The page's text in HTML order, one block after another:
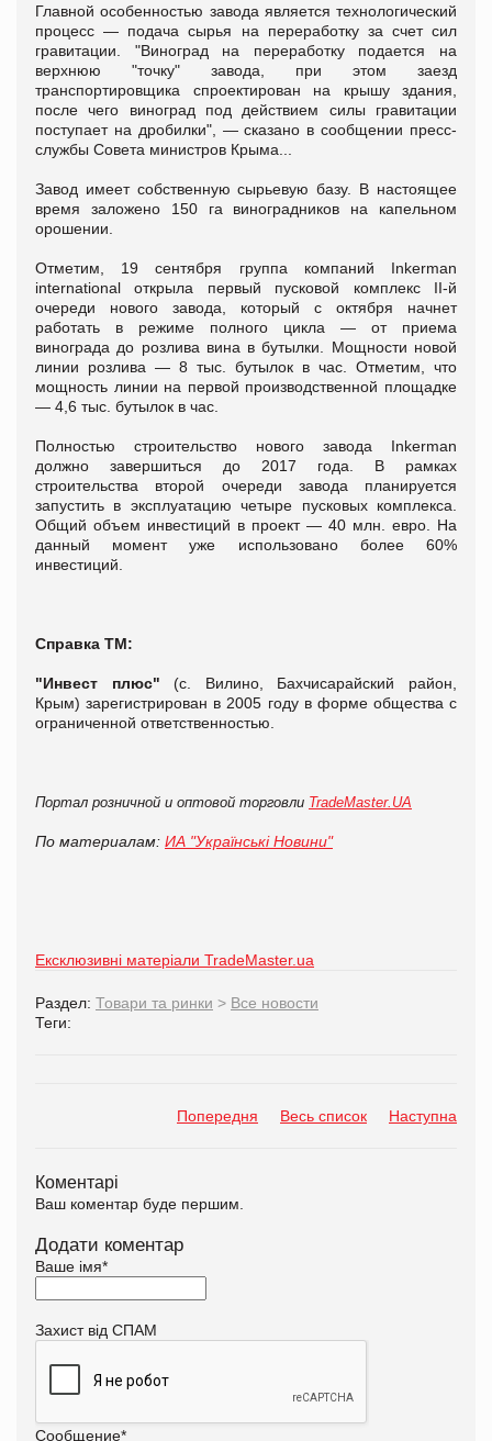
Главной особенностью завода является технологический
процесс — подача сырья на переработку за счет сил
гравитации. "Виноград на переработку подается на
верхнюю "точку" завода, при этом заезд
транспортировщика спроектирован на крышу здания,
после чего виноград под действием силы гравитации
поступает на дробилки", — сказано в сообщении пресс-
службы Совета министров Крыма...
Завод имеет собственную сырьевую базу. В настоящее
время заложено 150 га виноградников на капельном
орошении.
Отметим, 19 сентября группа компаний Inkerman
international открыла первый пусковой комплекс ІІ-й
очереди нового завода, который с октября начнет
работать в режиме полного цикла — от приема
винограда до розлива вина в бутылки. Мощности новой
линии розлива — 8 тыс. бутылок в час. Отметим, что
мощность линии на первой производственной площадке
— 4,6 тыс. бутылок в час.
Полностью строительство нового завода Inkerman
должно завершиться до 2017 года. В рамках
строительства второй очереди завода планируется
запустить в эксплуатацию четыре пусковых комплекса.
Общий объем инвестиций в проект — 40 млн. евро. На
данный момент уже использовано более 60%
инвестиций.
Справка ТМ:
"Инвест плюс" (c. Вилино, Бахчисарайский район,
Крым) зарегистрирован в 2005 году в форме общества с
ограниченной ответственностью.
Портал розничной и оптовой торговли TradeMaster.UA
По материалам: ИА "Українські Новини"
Ексклюзивні матеріали TradeMaster.ua
Раздел: Товари та ринки > Все новости
Теги:
Попередня Весь список Наступна
Коментарі
Ваш коментар буде першим.
Додати коментар
Ваше імя*
Захист від СПАМ
Сообщение*